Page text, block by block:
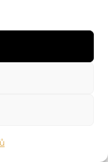
webových